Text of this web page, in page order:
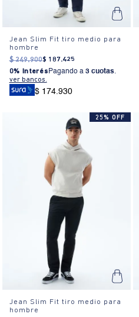
Jean Slim Fit tiro medio para
hombre
$ 249.900$ 187.425
0% Interés Pagando a 3 cuotas.
ver bancos.
$ 174.930
25% OFF
Jean Slim Fit tiro medio para
hombre